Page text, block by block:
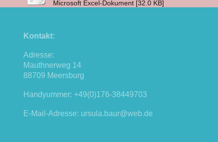
Microsoft Excel-Dokument [32.0 KB]
Kontakt:
Adresse:
Mauthnerweg 14
88709 Meersburg
Handyummer: +49(0)176-38449703
E-Mail-Adresse: ursula.baur@web.de